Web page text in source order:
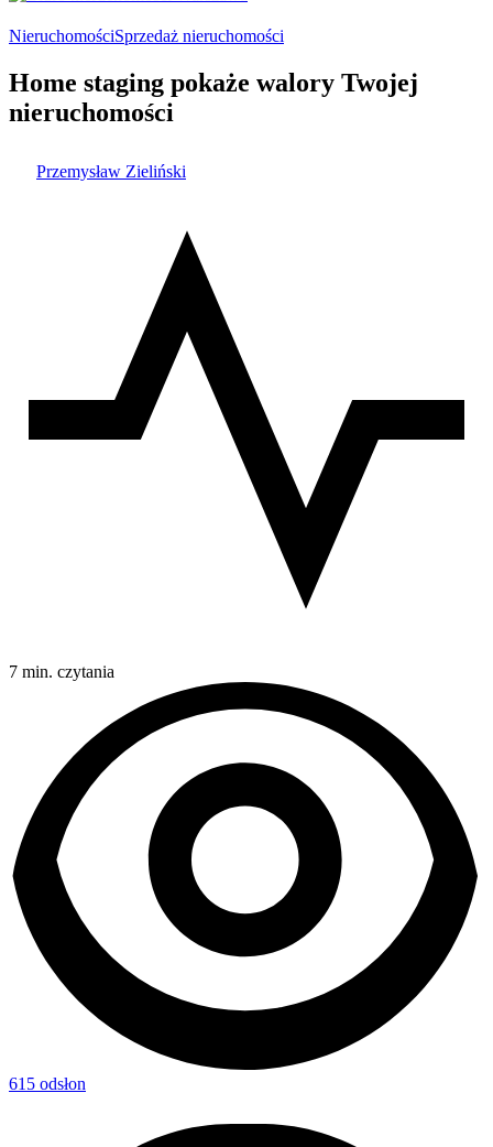
NieruchomościSprzedaż nieruchomości
Home staging pokaże walory Twojej
nieruchomości
Przemysław Zieliński
7 min. czytania
615 odsłon